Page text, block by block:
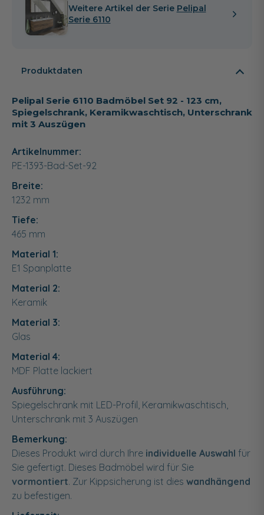
Weitere Artikel der Serie Pelipal
Serie 6110
Produktdaten
Pelipal Serie 6110 Badmöbel Set 92 - 123 cm,
Spiegelschrank, Keramikwaschtisch, Unterschrank
mit 3 Auszügen
Artikelnummer:
PE-1393-Bad-Set-92
Breite:
1232 mm
Tiefe:
465 mm
Material 1:
E1 Spanplatte
Material 2:
Keramik
Material 3:
Glas
Material 4:
MDF Platte lackiert
Ausführung:
Spiegelschrank mit LED-Profil, Keramikwaschtisch,
Unterschrank mit 3 Auszügen
Bemerkung:
Dieses Produkt wird durch Ihre individuelle Auswahl für
Sie gefertigt. Dieses Badmöbel wird für Sie
vormontiert. Zur Kippsicherung ist dies wandhängend
zu befestigen.